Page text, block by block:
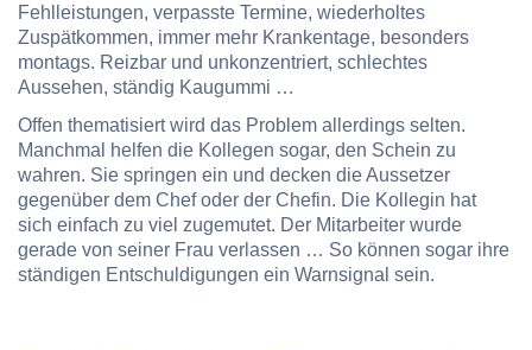
Fehlleistungen, verpasste Termine, wiederholtes
Zuspätkommen, immer mehr Krankentage, besonders
montags. Reizbar und unkonzentriert, schlechtes
Aussehen, ständig Kaugummi …
Offen thematisiert wird das Problem allerdings selten.
Manchmal helfen die Kollegen sogar, den Schein zu
wahren. Sie springen ein und decken die Aussetzer
gegenüber dem Chef oder der Chefin. Die Kollegin hat
sich einfach zu viel zugemutet. Der Mitarbeiter wurde
gerade von seiner Frau verlassen … So können sogar ihre
ständigen Entschuldigungen ein Warnsignal sein.